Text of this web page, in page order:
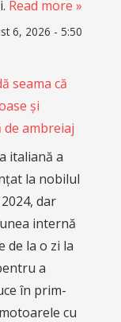
Read more »
6, 2026 - 5:50
seama că
și
de ambreiaj
italiană a
la nobilul
dar
internă
de la o zi la
a
în prim-
cu